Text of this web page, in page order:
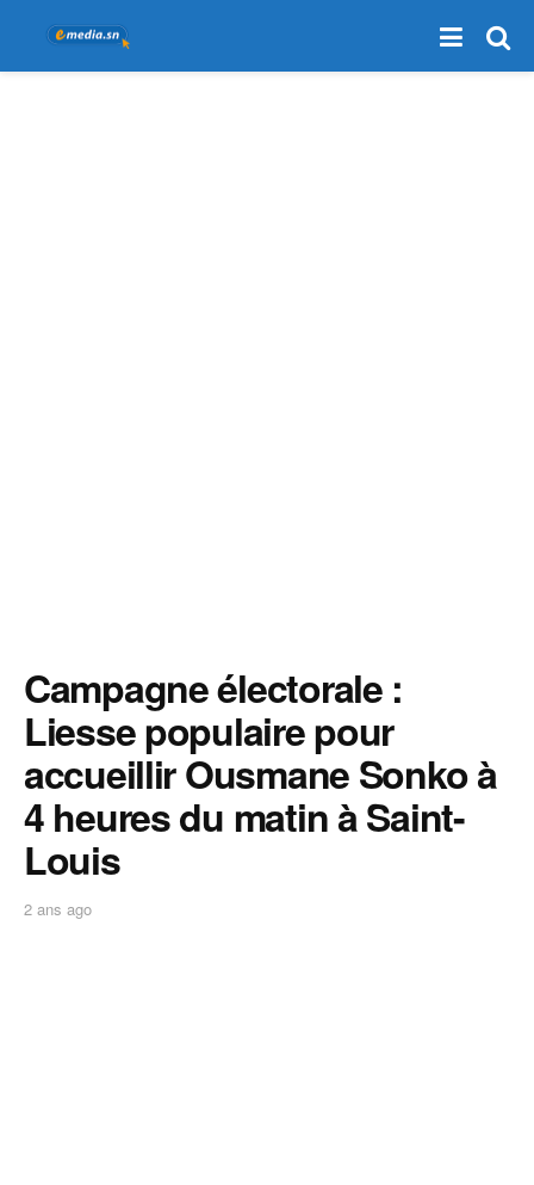
Campagne électorale :
Liesse populaire pour
accueillir Ousmane Sonko à
4 heures du matin à Saint-
Louis
2 ans ago